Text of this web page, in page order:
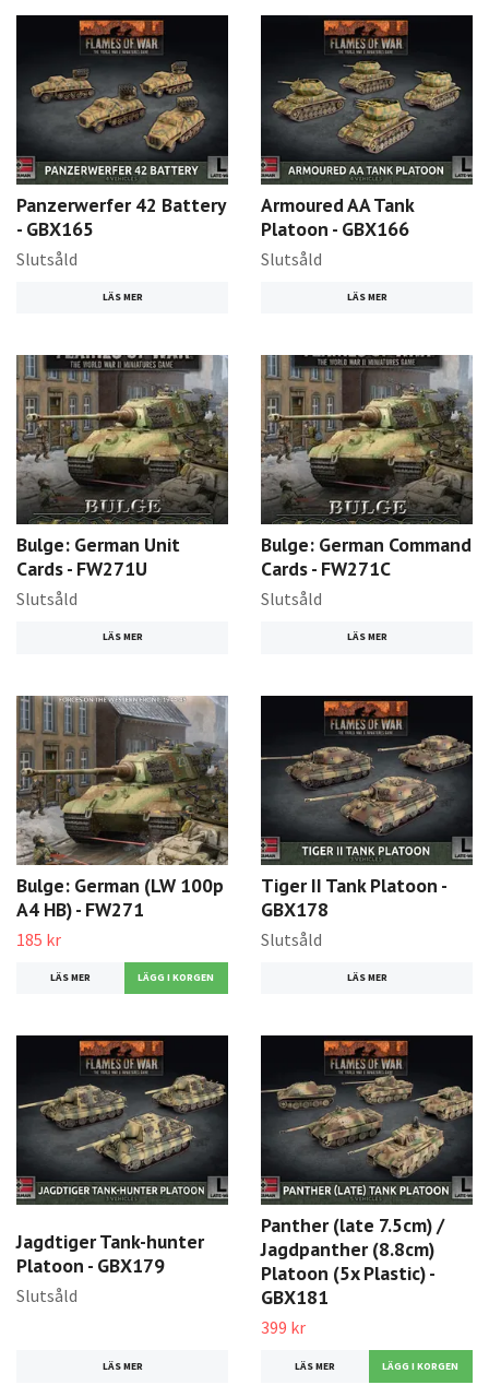
Panzerwerfer 42 Battery
- GBX165
Slutsåld
LÄS MER
Armoured AA Tank
Platoon - GBX166
Slutsåld
LÄS MER
Bulge: German Unit
Cards - FW271U
Slutsåld
LÄS MER
Bulge: German Command
Cards - FW271C
Slutsåld
LÄS MER
Bulge: German (LW 100p
A4 HB) - FW271
185 kr
LÄS MER
Tiger II Tank Platoon -
GBX178
Slutsåld
LÄS MER
Jagdtiger Tank-hunter
Platoon - GBX179
Slutsåld
LÄS MER
Panther (late 7.5cm) /
Jagdpanther (8.8cm)
Platoon (5x Plastic) -
GBX181
399 kr
LÄS MER